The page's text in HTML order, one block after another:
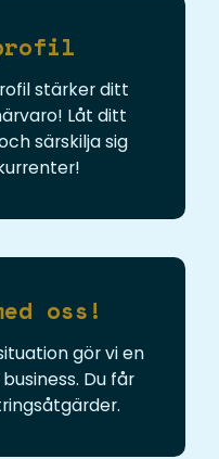
stärker ditt
Låt ditt
särskilja sig
oss!
gör vi en
Du får